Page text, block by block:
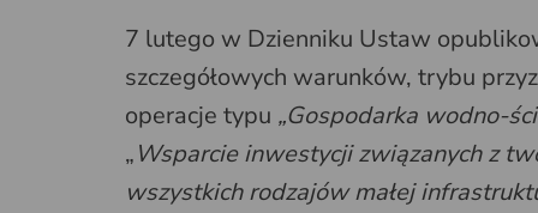
7 lutego w Dzienniku Ustaw
szczegółowych warunków, trybu
operacje typu „Gospodarka wodno-
„Wsparcie inwestycji związanych z
wszystkich rodzajów małej